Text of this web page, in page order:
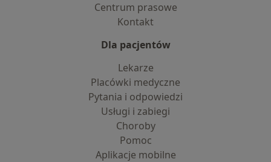
Centrum prasowe
Kontakt
Dla pacjentów
Lekarze
Placówki medyczne
Pytania i odpowiedzi
Usługi i zabiegi
Choroby
Pomoc
Aplikacje mobilne